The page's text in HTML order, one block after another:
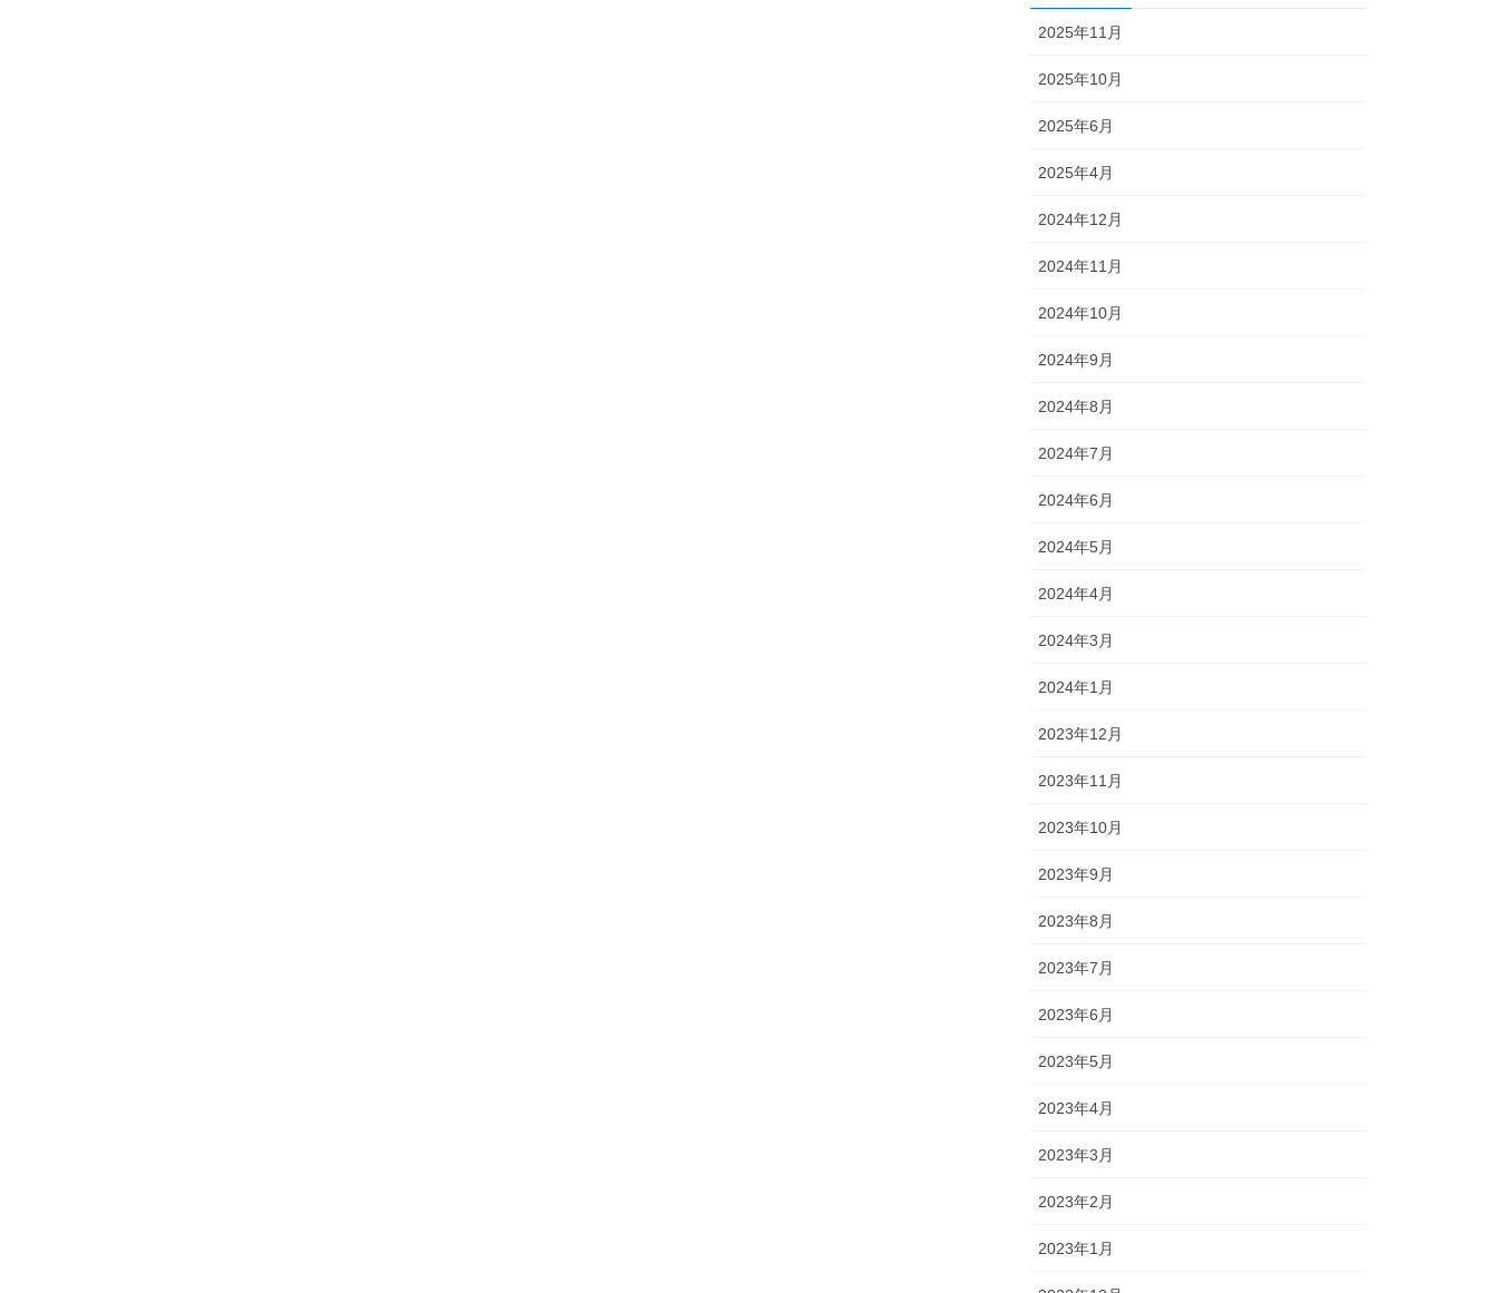
2025年11月
2025年10月
2025年6月
2025年4月
2024年12月
2024年11月
2024年10月
2024年9月
2024年8月
2024年7月
2024年6月
2024年5月
2024年4月
2024年3月
2024年1月
2023年12月
2023年11月
2023年10月
2023年9月
2023年8月
2023年7月
2023年6月
2023年5月
2023年4月
2023年3月
2023年2月
2023年1月